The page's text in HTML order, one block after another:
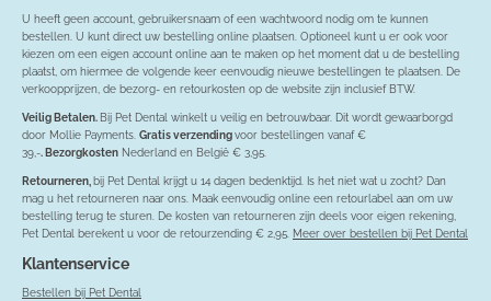
U heeft geen account, gebruikersnaam of een wachtwoord nodig om te kunnen
bestellen. U kunt direct uw bestelling online plaatsen. Optioneel kunt u er ook voor
kiezen om een eigen account online aan te maken op het moment dat u de bestelling
plaatst, om hiermee de volgende keer eenvoudig nieuwe bestellingen te plaatsen. De
verkoopprijzen, de bezorg- en retourkosten op de website zijn inclusief BTW.
Veilig Betalen. Bij Pet Dental winkelt u veilig en betrouwbaar. Dit wordt gewaarborgd
door Mollie Payments. Gratis verzendingvoor bestellingen vanaf €
39,-. Bezorgkosten Nederland en België € 3,95.
Retourneren, bij Pet Dental krijgt u 14 dagen bedenktijd. Is het niet wat u zocht? Dan
mag u het retourneren naar ons. Maak eenvoudig online een retourlabel aan om uw
bestelling terug te sturen. De kosten van retourneren zijn deels voor eigen rekening,
Pet Dental berekent u voor de retourzending € 2,95. Meer over bestellen bij Pet Dental
Klantenservice
Bestellen bij Pet Dental